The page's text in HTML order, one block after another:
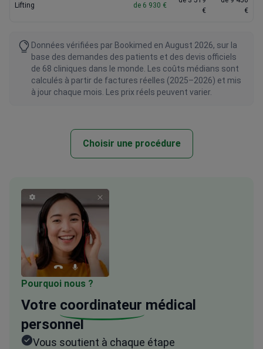
Lifting de 6 930 €
€
€
Données vérifiées par Bookimed en August 2026, sur la
base des demandes des patients et des devis officiels
de 68 cliniques dans le monde. Les coûts médians sont
calculés à partir de factures réelles (2025–2026) et mis
à jour chaque mois. Les prix réels peuvent varier.
Choisir une procédure
Pourquoi nous ?
Votre coordinateur médical
personnel
Vous soutient à chaque étape